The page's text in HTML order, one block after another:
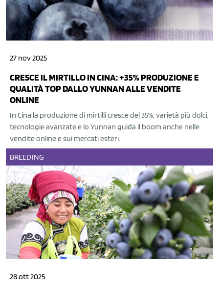
27 nov 2025
CRESCE IL MIRTILLO IN CINA: +35% PRODUZIONE E
QUALITÀ TOP DALLO YUNNAN ALLE VENDITE
ONLINE
In Cina la produzione di mirtilli cresce del 35%: varietà più dolci,
tecnologie avanzate e lo Yunnan guida il boom anche nelle
vendite online e sui mercati esteri.
BREEDING
28 ott 2025